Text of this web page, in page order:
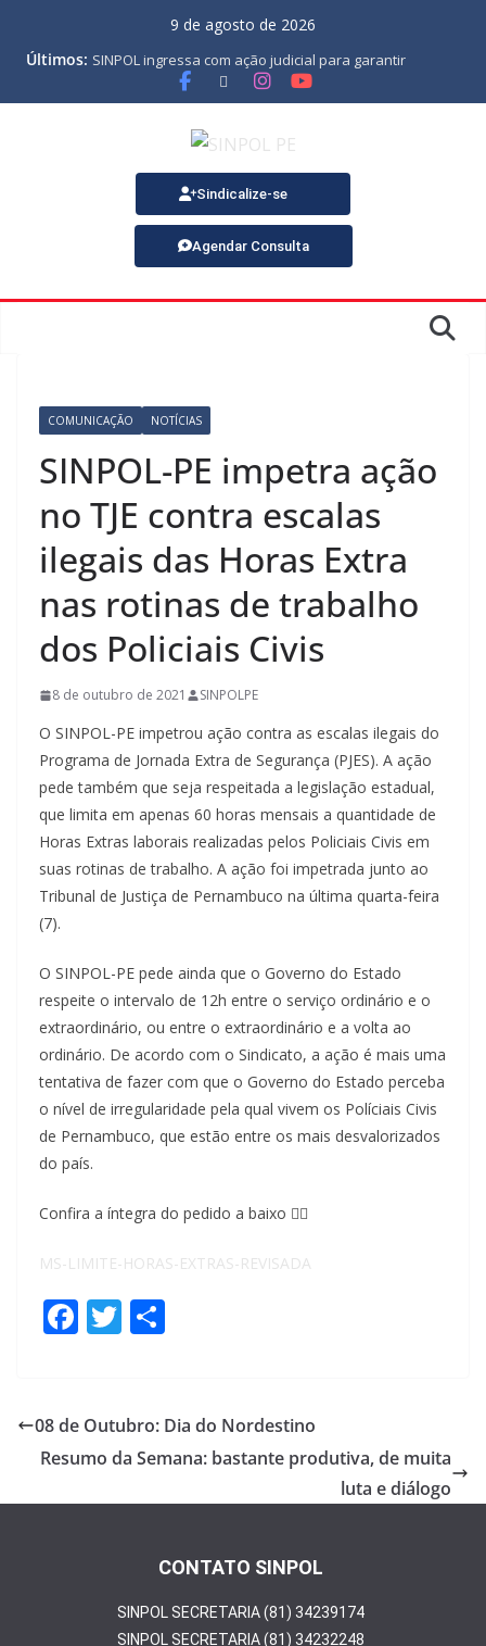
9 de agosto de 2026
Últimos: SINPOL ingressa com ação judicial para garantir
pagamento do PJES atrasado
ASSEMBLEIA GERAL ORDINÁRIA
MINUTA DA LEI ORGÂNICA
Nota de Pesar sobre o falecimento de Gonçalo, um dos
fundadores do SINPOL
SINPOL e CAMPOL promovem 2º Curso de Tiro Policial,
no dia 9 de outubro
Sindicalize-se
Agendar Consulta
COMUNICAÇÃO NOTÍCIAS
SINPOL-PE impetra ação
no TJE contra escalas
ilegais das Horas Extra
nas rotinas de trabalho
dos Policiais Civis
8 de outubro de 2021 SINPOLPE
O SINPOL-PE impetrou ação contra as escalas ilegais do
Programa de Jornada Extra de Segurança (PJES). A ação
pede também que seja respeitada a legislação estadual,
que limita em apenas 60 horas mensais a quantidade de
Horas Extras laborais realizadas pelos Policiais Civis em
suas rotinas de trabalho. A ação foi impetrada junto ao
Tribunal de Justiça de Pernambuco na última quarta-feira
(7).
O SINPOL-PE pede ainda que o Governo do Estado
respeite o intervalo de 12h entre o serviço ordinário e o
extraordinário, ou entre o extraordinário e a volta ao
ordinário. De acordo com o Sindicato, a ação é mais uma
tentativa de fazer com que o Governo do Estado perceba
o nível de irregularidade pela qual vivem os Políciais Civis
de Pernambuco, que estão entre os mais desvalorizados
do país.
Confira a íntegra do pedido a baixo 👇🏽
MS-LIMITE-HORAS-EXTRAS-REVISADA
F
b
o
T
er e
08 de Outubro: Dia do Nordestino
Resumo da Semana: bastante produtiva, de muita
luta e diálogo
CONTATO SINPOL
SINPOL SECRETARIA (81) 34239174
SINPOL SECRETARIA (81) 34232248